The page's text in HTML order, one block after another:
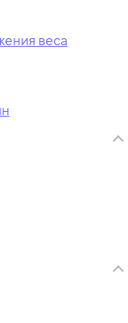
веса